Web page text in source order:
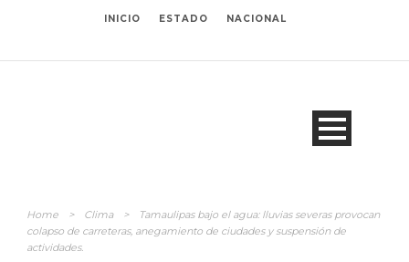
INICIO ESTADO NACIONAL
Home > Clima >
Tamaulipas bajo el agua: lluvias severas provocan
colapso de carreteras, anegamiento de ciudades y suspensión de
actividades.